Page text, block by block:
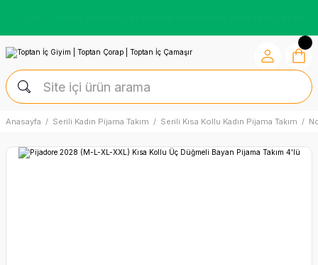
Anasayfa Serili Kadın Pijama Takım Serili Kısa Kollu Kadın Pijama Takım